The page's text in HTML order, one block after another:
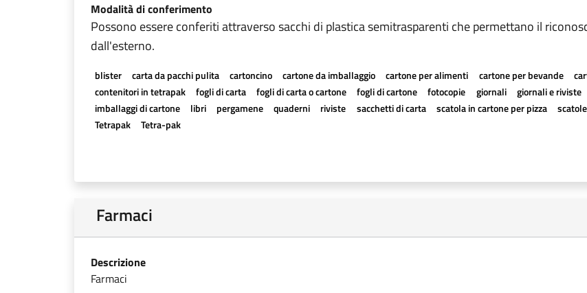
Modalità di conferimento
Possono essere conferiti attraverso sacchi di plastica semitrasparenti che permettano il
dall'esterno.
blister carta da pacchi pulita cartoncino cartone da imballaggio cartone per alimenti cartone per bevande
contenitori in tetrapak
fogli di carta fogli di carta o cartone fogli di cartone fotocopie giornali giornali e riviste
imballaggi di cartone
libri pergamene quaderni riviste sacchetti di carta scatola in cartone per pizza
Tetrapak
Tetra-pak
Farmaci
Descrizione
Farmaci